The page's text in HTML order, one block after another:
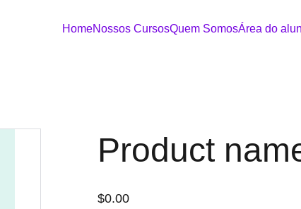
HomeNossos CursosQuem SomosÁrea do
Product
$0.00